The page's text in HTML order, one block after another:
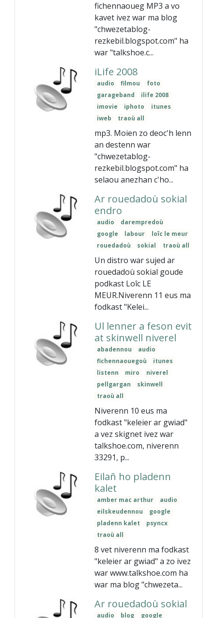
fichennaoueg MP3 a vo
kavet ivez war ma blog
"chwezetablog-
rezkebil.blogspot.com" ha
war "talkshoe.c...
iLife 2008
audio filmou
foto
garageband
ilife 2008
imovie
iphoto
itunes
iweb
traoù all
mp3. Moien zo deoc'h lenn
an destenn war
"chwezetablog-
rezkebil.blogspot.com" ha
selaou anezhan c'ho...
Ar rouedadoù sokial
endro
audio
darempredoù
google
labour
loîc le meur
rouedadoù
sokial traoù all
Un distro war sujed ar
rouedadoù sokial goude
podkast Loîc LE
MEUR.Niverenn 11 eus ma
fodkast "Kelei...
Ul lenner a feson evit
at skinwell niverel
abadennou
audio
fichennaouegoù
itunes
listenn
miro
niverel
pellgargan
skinwell
traoù all
Niverenn 10 eus ma
fodkast "keleier ar gwiad"
a vez skignet ivez war
talkshoe.com, niverenn
33291, p...
Eilañ ho pladenn
kalet
amber mac arthur
audio
eilskeudennou
google
pladenn kalet
psyncx
traoù all
8 vet niverenn ma fodkast
"keleier ar gwiad" a zo ivez
war www.talkshoe.com ha
war ma blog "chwezeta...
Ar rouedadoù sokial
audio blog google